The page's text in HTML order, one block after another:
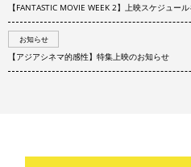
【FANTASTIC MOVIE WEEK 2】上映スケジュー
お知らせ
【アジアシネマ的感性】特集上映のお知らせ